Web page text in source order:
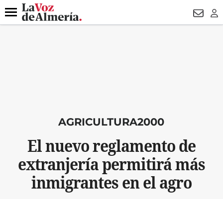
DESTACADO
Menú
AGRICULTURA2000
El nuevo reglamento de
extranjería permitirá más
inmigrantes en el agro